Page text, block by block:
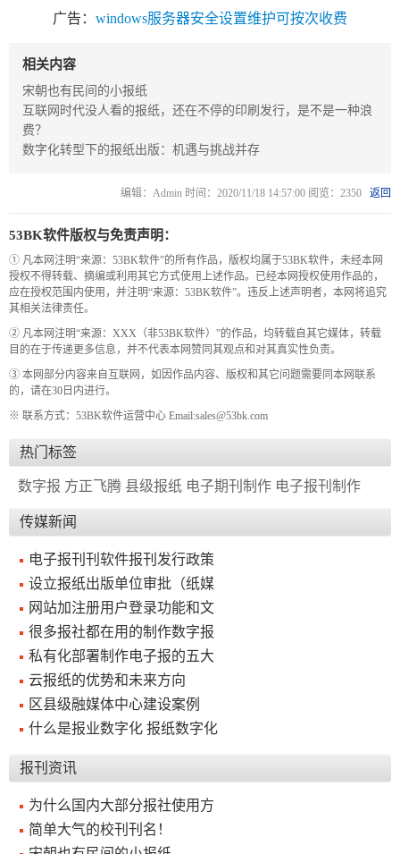
统
广告： windows服务器安全设置维护可按次收费
相关内容
宋朝也有民间的小报纸
互联网时代没人看的报纸，还在不停的印刷发行，是不是一种浪
费？
数字化转型下的报纸出版：机遇与挑战并存
编辑：Admin 时间：2020/11/18 14:57:00 阅览：2350 返回
53BK软件版权与免责声明：
① 凡本网注明“来源：53BK软件”的所有作品，版权均属于53BK软件，未经本网
授权不得转载、摘编或利用其它方式使用上述作品。已经本网授权使用作品的，
应在授权范围内使用，并注明“来源：53BK软件”。违反上述声明者，本网将追究
其相关法律责任。
② 凡本网注明“来源：XXX（非53BK软件）”的作品，均转载自其它媒体，转载
目的在于传递更多信息，并不代表本网赞同其观点和对其真实性负责。
③ 本网部分内容来自互联网，如因作品内容、版权和其它问题需要同本网联系
的，请在30日内进行。
※ 联系方式：53BK软件运营中心 Email:sales@53bk.com
热门标签
数字报 方正飞腾 县级报纸 电子期刊制作 电子报刊制作
传媒新闻
电子报刊刊软件报刊发行政策
设立报纸出版单位审批（纸媒
网站加注册用户登录功能和文
很多报社都在用的制作数字报
私有化部署制作电子报的五大
云报纸的优势和未来方向
区县级融媒体中心建设案例
什么是报业数字化 报纸数字化
报刊资讯
为什么国内大部分报社使用方
简单大气的校刊刊名！